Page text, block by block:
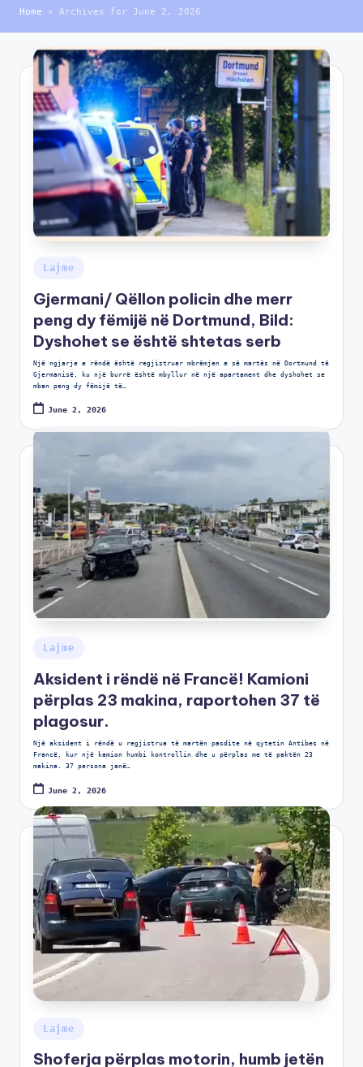
Home » Archives for June 2, 2026
Lajme
Gjermani/ Qëllon policin dhe merr
peng dy fëmijë në Dortmund, Bild:
Dyshohet se është shtetas serb
Një ngjarje e rëndë është regjistruar mbrëmjen e së martës në Dortmund të
Gjermanisë, ku një burrë është mbyllur në një apartament dhe dyshohet se
mban peng dy fëmijë të…
June 2, 2026
Lajme
Aksident i rëndë në Francë! Kamioni
përplas 23 makina, raportohen 37 të
plagosur.
Një aksident i rëndë u regjistrua të martën pasdite në qytetin Antibes në
Francë, kur një kamion humbi kontrollin dhe u përplas me të paktën 23
makina. 37 persona janë…
June 2, 2026
Lajme
Shoferja përplas motorin, humb jetën